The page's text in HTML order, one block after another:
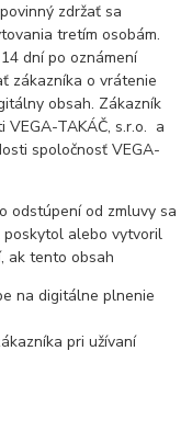
zdržať sa
tretím osobám.
dní po oznámení
zákazníka o vrátenie
obsah. Zákazník
TAKÁČ, s.r.o. a
spoločnosť VEGA-
odstúpení od zmluvy sa
poskytol alebo vytvoril
ak tento obsah
na digitálne plnenie
pri užívaní